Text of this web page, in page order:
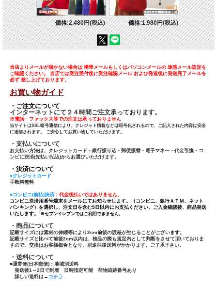
価格:2,480円(税込) 価格:1,980円(税込)
当店よりメールが届かない場合は 携帯メールもしくはパソコンメールの 迷惑メール設定を
ご確認ください。 当店では受注受付後に受注確認メール および発送後に発送完了メールを
必ず 差し上げております。
お買い物ガイド
・ご注文について
インターネットにて２４時間ご注文承っております。
※電話・ファックス等での注文は承っておりません
当サイトはSSL暗号通信により、クレジット情報などは暗号化されるので、ご記入された内容は安全
に送信されます。 ご安心してお買い物していただけます。
・支払いについて
お支払い方法は、クレジットカード・銀行振り込・郵便振替・電子マネー・代金引換・コ
ンビに決済(先払い払込)からお選びいただけます。
・決済について
●クレジットカード
手数料無料
●コンビニ(前払)決済 ：代金後払いではありません。
コンビニ決済用番号端末をメールにてお知らせします。（コンビニ、銀行ＡＴＭ、ネット
バンキング）を選択し、注文日を含む5日以内にお支払ください。ご入金確認後、商品発送
いたします。
※セブンイレブンではご利用できません。
・商品について
記載サイズには素材の伸縮等により2cm前後の誤差が生じることがございます。
記載サイズと比べて前後2cm以内は、検品の際も規定内として判断をさせて頂いておりま
すので、交換はお客様都合となり、別途往復送料がかかります。ご了承下さい。
・送料について
■通常便(日本郵便)： 地域別送料
発送後1～2日で到着 日時指定可能 荷物追跡番号あり
詳しい送料は→ コチラ